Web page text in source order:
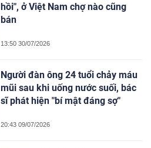
hồi", ở Việt Nam chợ nào cũng
bán
13:50 30/07/2026
Người đàn ông 24 tuổi chảy máu
mũi sau khi uống nước suối, bác
sĩ phát hiện "bí mật đáng sợ"
20:43 09/07/2026